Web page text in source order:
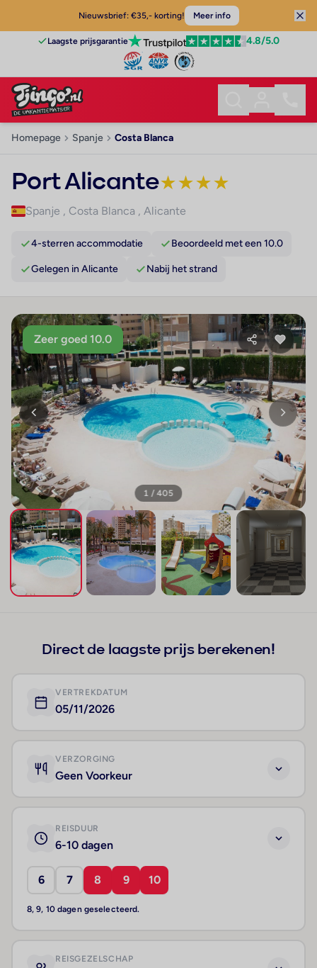
Nieuwsbrief: €35,- korting! Meer info
Laagste prijsgarantie 4.8/5.0
Homepage Spanje Costa Blanca
Port Alicante★★★★
Spanje , Costa Blanca , Alicante
4-sterren accommodatie Beoordeeld met een 10.0
Gelegen in Alicante Nabij het strand
Zeer goed 10.0
1 / 405
Direct de laagste prijs berekenen!
VERTREKDATUM
05/11/2026
VERZORGING
Geen Voorkeur
REISDUUR
6-10 dagen
6 7 8 9 10
8, 9, 10 dagen geselecteerd.
REISGEZELSCHAP